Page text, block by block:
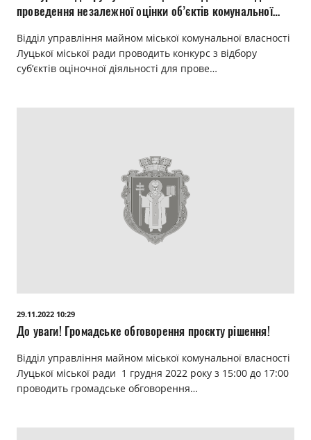
проведення незалежної оцінки об’єктів комунальної
Відділ управління майном міської комунальної власності
Луцької міської ради проводить конкурс з відбору
суб’єктів оціночної діяльності для прове…
29.11.2022 10:29
До уваги! Громадське обговорення проєкту рішення!
Відділ управління майном міської комунальної власності
Луцької міської ради 1 грудня 2022 року з 15:00 до 17:00
проводить громадське обговорення…